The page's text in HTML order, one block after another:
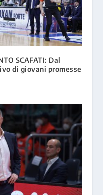
SCAFATI: Dal
di giovani promesse